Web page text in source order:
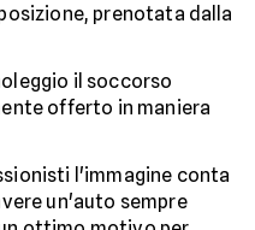
prenotata dalla
il soccorso
offerto in maniera
l'immagine conta
un'auto sempre